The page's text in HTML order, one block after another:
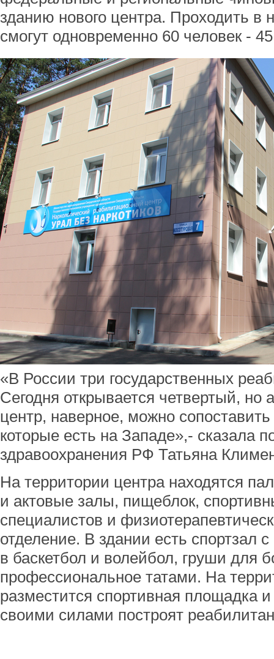
зданию нового центра. Проходить в
смогут одновременно 60 человек -
«В России три государственных
Сегодня открывается четвертый, но
центр, наверное, можно
которые есть на Западе»,- сказала
здравоохранения РФ Татьяна
На территории центра находятся
и актовые залы, пищеблок,
специалистов и
отделение. В здании есть спортзал
в баскетбол и волейбол, груши для
профессиональное татами. На
разместится спортивная площадка
своими силами построят